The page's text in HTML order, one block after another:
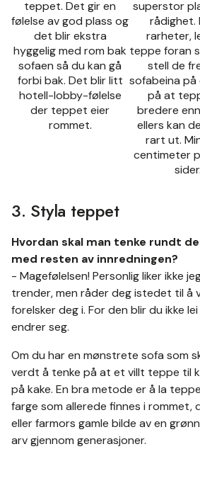
teppet. Det gir en
følelse av god plass og
det blir ekstra
hyggelig med rom bak
sofaen så du kan gå
forbi bak. Det blir litt
hotell-lobby-følelse
der teppet eier
rommet.
superstor
rådighet.
rarheter,
teppe foran
stell de
sofabeina på
på at
bredere
ellers kan
rart ut.
centimeter
sider.
3. Styla teppet
Hvordan skal man tenke rundt
med resten av innredningen?
- Magefølelsen! Personlig liker ikke
trender, men råder deg istedet til å
forelsker deg i. For den blir du ikke
endrer seg.
Om du har en mønstrete sofa som
verdt å tenke på at et villt teppe til
på kake. En bra metode er å la
farge som allerede finnes i
eller farmors gamle bilde av en
arv gjennom generasjoner.